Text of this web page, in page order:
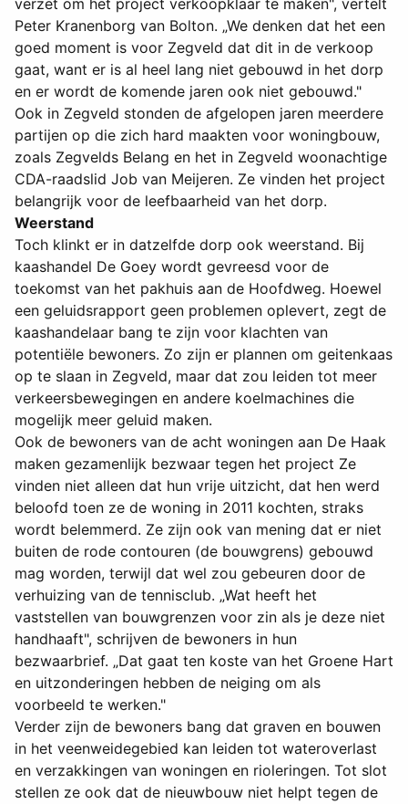
verzet om het project verkoopklaar te maken", vertelt
Peter Kranenborg van Bolton. „We denken dat het een
goed moment is voor Zegveld dat dit in de verkoop
gaat, want er is al heel lang niet gebouwd in het dorp
en er wordt de komende jaren ook niet gebouwd."
Ook in Zegveld stonden de afgelopen jaren meerdere
partijen op die zich hard maakten voor woningbouw,
zoals Zegvelds Belang en het in Zegveld woonachtige
CDA-raadslid Job van Meijeren. Ze vinden het project
belangrijk voor de leefbaarheid van het dorp.
Weerstand
Toch klinkt er in datzelfde dorp ook weerstand. Bij
kaashandel De Goey wordt gevreesd voor de
toekomst van het pakhuis aan de Hoofdweg. Hoewel
een geluidsrapport geen problemen oplevert, zegt de
kaashandelaar bang te zijn voor klachten van
potentiële bewoners. Zo zijn er plannen om geitenkaas
op te slaan in Zegveld, maar dat zou leiden tot meer
verkeersbewegingen en andere koelmachines die
mogelijk meer geluid maken.
Ook de bewoners van de acht woningen aan De Haak
maken gezamenlijk bezwaar tegen het project Ze
vinden niet alleen dat hun vrije uitzicht, dat hen werd
beloofd toen ze de woning in 2011 kochten, straks
wordt belemmerd. Ze zijn ook van mening dat er niet
buiten de rode contouren (de bouwgrens) gebouwd
mag worden, terwijl dat wel zou gebeuren door de
verhuizing van de tennisclub. „Wat heeft het
vaststellen van bouwgrenzen voor zin als je deze niet
handhaaft", schrijven de bewoners in hun
bezwaarbrief. „Dat gaat ten koste van het Groene Hart
en uitzonderingen hebben de neiging om als
voorbeeld te werken."
Verder zijn de bewoners bang dat graven en bouwen
in het veenweidegebied kan leiden tot wateroverlast
en verzakkingen van woningen en rioleringen. Tot slot
stellen ze ook dat de nieuwbouw niet helpt tegen de